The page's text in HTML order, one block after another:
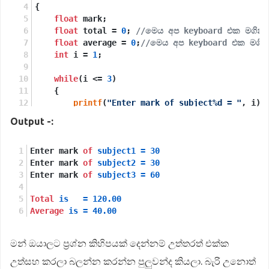
66
68
70
72
74
76
78
80
82
86
90
92
94
96
98
{
float mark;
float total = 0;
//මෙය අප keyboard එක
float average = 0; //මෙය අප keyboard එක
int i = 1 ;
while(i <= 3)
    {
printf("Enter mark of subject%d = " , i);
        i++;
// පලමු විශයට 1ක් එකතු කර දෙවන
    }
printf ( "\nTotal is   = %0.2f"
}
Output -:
Enter mark of subject1 = 30
Enter mark of subject2 = 30
Enter mark of subject3 = 60
Total is = 120.00
Average is = 40.00
මන් ඔයාලට ප්‍රශ්න කිහිපයක් දෙන්නම් උත්තරත් එක්ක
උත්සහ කරලා බලන්න කරන්න පුලුවන්ද කියලා. බැරි උනොත්